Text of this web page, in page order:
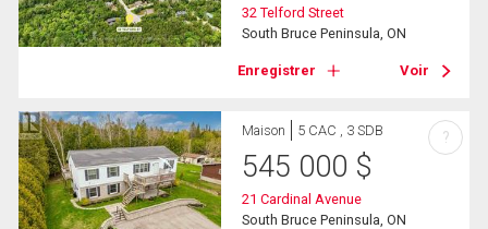
32 Telford Street
South Bruce Peninsula, ON
Enregistrer Voir
Maison 5 CAC , 3 SDB
545 000 $
21 Cardinal Avenue
South Bruce Peninsula, ON
?